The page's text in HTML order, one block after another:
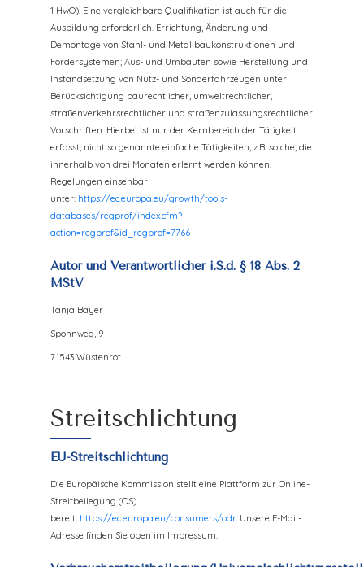
1 HwO). Eine vergleichbare Qualifikation ist auch für die
Ausbildung erforderlich. Errichtung, Änderung und
Demontage von Stahl- und Metallbaukonstruktionen und
Fördersystemen; Aus- und Umbauten sowie Herstellung und
Instandsetzung von Nutz- und Sonderfahrzeugen unter
Berücksichtigung baurechtlicher, umweltrechtlicher,
straßenverkehrsrechtlicher und straßenzulassungsrechtlicher
Vorschriften. Hierbei ist nur der Kernbereich der Tätigkeit
erfasst, nicht so genannte einfache Tätigkeiten, z.B. solche, die
innerhalb von drei Monaten erlernt werden können.
Regelungen einsehbar
unter: https://ec.europa.eu/growth/tools-
databases/regprof/index.cfm?
action=regprof&id_regprof=7766
Autor und Verantwortlicher i.S.d. § 18 Abs. 2
MStV
Tanja Bayer
Spohnweg, 9
71543 Wüstenrot
Streitschlichtung
EU-Streitschlichtung
Die Europäische Kommission stellt eine Plattform zur Online-
Streitbeilegung (OS)
bereit: https://ec.europa.eu/consumers/odr. Unsere E-Mail-
Adresse finden Sie oben im Impressum.